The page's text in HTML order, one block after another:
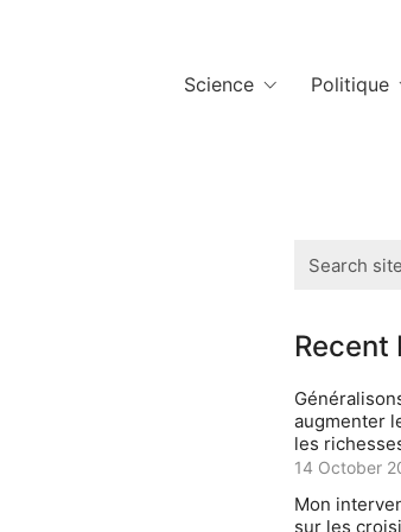
Science Politique
for:
Recent
augmenter
les
14 October
Mon
sur les